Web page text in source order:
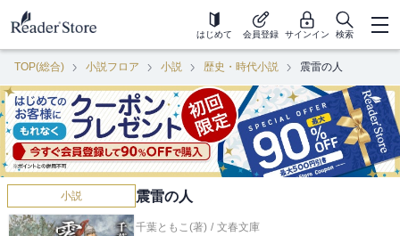
はじめて 会員登録 サインイン 検索
TOP(総合) 小説フロア 小説 歴史・時代小説 震雷の人
小説 震雷の人
千葉ともこ(著) / 文春文庫